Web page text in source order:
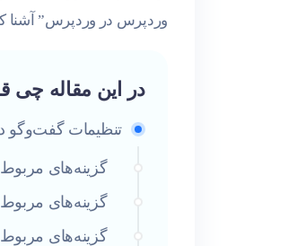
وردپرس در وردپرس” آشنا
در این مقاله چی
تنظیمات گفت‌وگو
گزینه‌های
گزینه‌های مربوط
گزینه‌های